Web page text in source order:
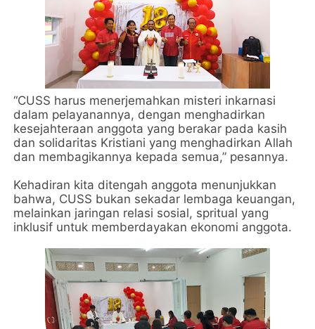
“CUSS harus menerjemahkan misteri inkarnasi
dalam pelayanannya, dengan menghadirkan
kesejahteraan anggota yang berakar pada kasih
dan solidaritas Kristiani yang menghadirkan Allah
dan membagikannya kepada semua,” pesannya.
Kehadiran kita ditengah anggota menunjukkan
bahwa, CUSS bukan sekadar lembaga keuangan,
melainkan jaringan relasi sosial, spritual yang
inklusif untuk memberdayakan ekonomi anggota.